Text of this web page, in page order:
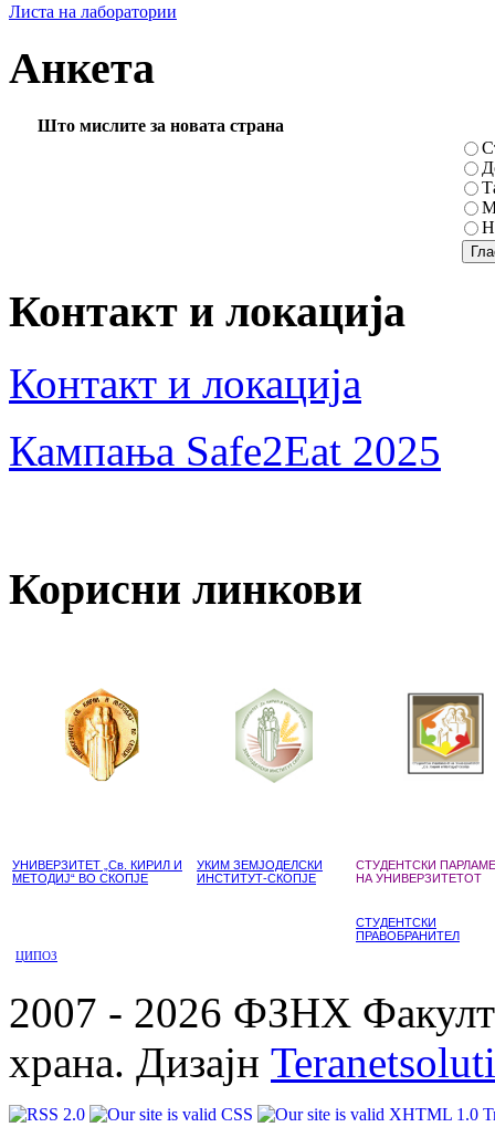
Листа на лаборатории
Анкета
Што мислите за новата страна
Контакт и локација
Контакт и локација
Кампања Safe2Eat 2025
Корисни линкови
УНИВЕРЗИТЕТ „Св. КИРИЛ И
МЕТОДИЈ“ ВО СКОПЈЕ
УКИМ ЗЕМЈОДЕЛСКИ
ИНСТИТУТ-СКОПЈЕ
СТУДЕНТСКИ
НА УНИВЕРЗИТЕТОТ
СТУДЕНТСКИ
ПРАВОБРАНИТЕЛ
ЦИПОЗ
2007 - 2026 ФЗНХ
храна. Дизајн